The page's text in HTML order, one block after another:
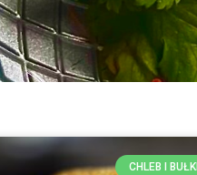
CHLEB I BUŁKI